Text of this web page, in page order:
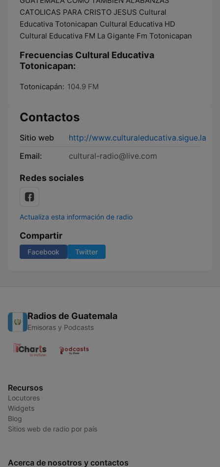
CATOLICAS PARA CRISTO JESUS Cultural
Educativa Totonicapan Cultural Educativa HD
Cultural Educativa FM La Gigante Fm Totonicapan
Frecuencias Cultural Educativa
Totonicapan:
Totonicapán: 104.9 FM
Contactos
Sitio web
http://www.culturaleducativa.sigue.la
Email:
cultural-radio@live.com
Redes sociales
Actualiza esta información de radio
Compartir
Facebook Twitter
Radios de Guatemala
Emisoras y Podcasts
Recursos
Locutores
Widgets
Blog
Sitios web de radio por país
Acerca de nosotros y contactos